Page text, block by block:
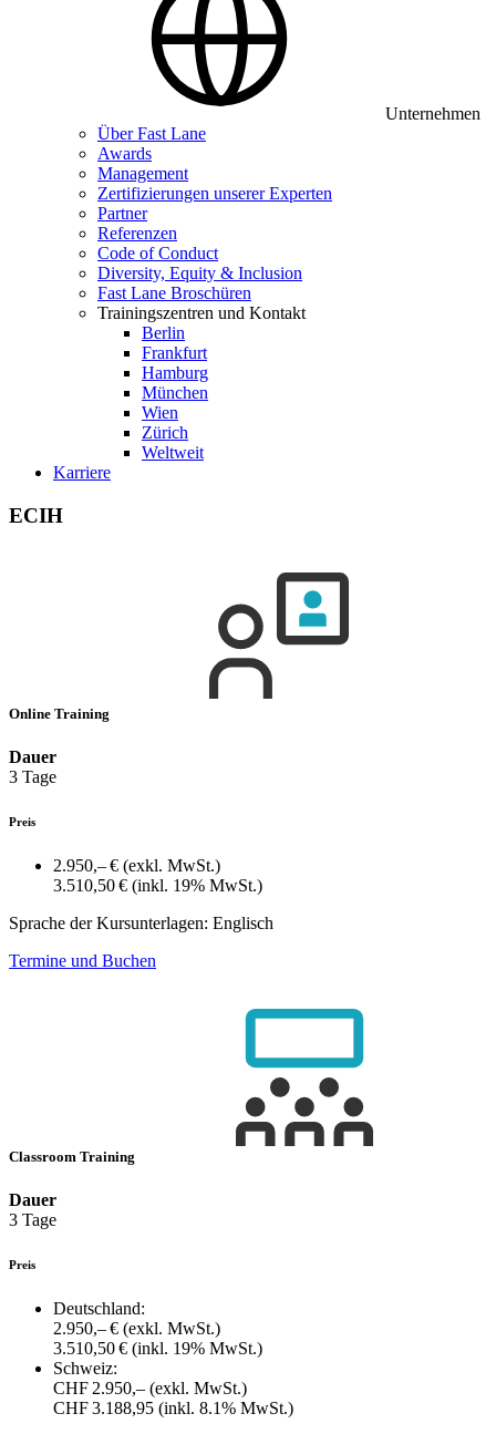
Unternehmen
Über Fast Lane
Awards
Management
Zertifizierungen unserer Experten
Partner
Referenzen
Code of Conduct
Diversity, Equity & Inclusion
Fast Lane Broschüren
Trainingszentren und Kontakt
Berlin
Frankfurt
Hamburg
München
Wien
Zürich
Weltweit
Karriere
ECIH
Online Training
Dauer
3 Tage
Preis
2.950,– € (exkl. MwSt.)
3.510,50 € (inkl. 19% MwSt.)
Sprache der Kursunterlagen: Englisch
Termine und Buchen
Classroom Training
Dauer
3 Tage
Preis
Deutschland:
2.950,– € (exkl. MwSt.)
3.510,50 € (inkl. 19% MwSt.)
Schweiz:
CHF 2.950,– (exkl. MwSt.)
CHF 3.188,95 (inkl. 8.1% MwSt.)